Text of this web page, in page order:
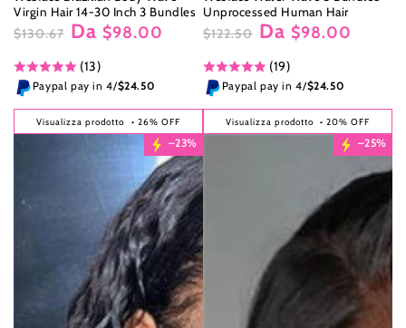
Virgin Hair 14-30 Inch 3 Bundles
regolare
$130.67
prezzo
di
Da $98.00
(13)
Paypal pay in 4/$24.50
Visualizza prodotto • 26% OFF
Unprocessed Human Hair
regolare
$122.50
prezzo
di
Da $98.00
(19)
Paypal pay in 4/$24.50
Visualizza prodotto • 20% OFF
–23% –25%